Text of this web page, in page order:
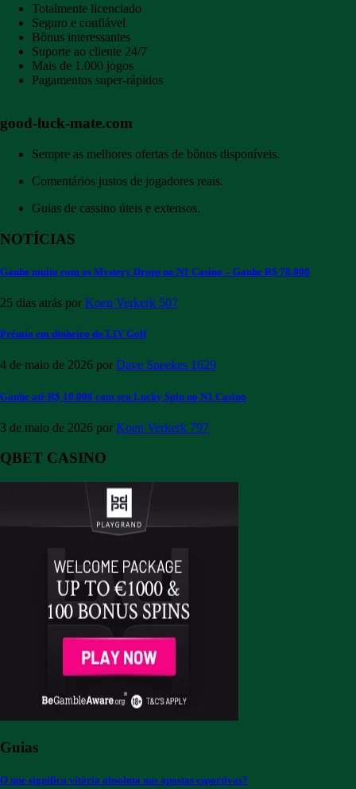
Totalmente licenciado
Seguro e confiável
Bônus interessantes
Suporte ao cliente 24/7
Mais de 1.000 jogos
Pagamentos super-rápidos
good-luck-mate.com
Sempre as melhores ofertas de bônus disponíveis.
Comentários justos de jogadores reais.
Guias de cassino úteis e extensos.
NOTÍCIAS
Ganhe muito com os Mystery Drops no N1 Casino – Ganhe R$ 78.000
25 dias atrás por Koen Verkerk 507
Prêmio em dinheiro do LIV Golf
4 de maio de 2026 por Dave Sneekes 1629
Ganhe até R$ 10.000 com seu Lucky Spin no N1 Casino
3 de maio de 2026 por Koen Verkerk 797
QBET CASINO
Guias
O que significa vitória absoluta nas apostas esportivas?